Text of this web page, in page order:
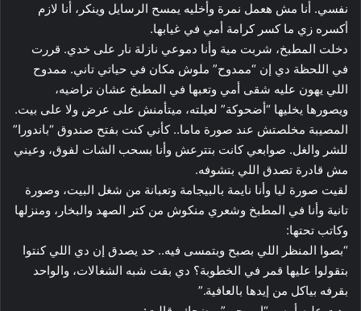
نفسي. أنا مش هعمل نمرة وأخليه يمسح الرسايل وينكر، أنا لازم
أكسره زي ما كسر كرامة أمي في غيابها.
دخلت المطبخ، شربت مية وأنا دموعي نازلة نار على خدي. قررت
في اللحظة دي إن “ممدوح” ملوش مكان في حياتي تاني. ممدوح
اللي يهون عليه شقى أمي وتعبها في المطبخ عشان تراضيه،
ويصورها يخليها “أضحوكة” لعيلته، ميتأمنش على عرض ولا على بيت.
المصيبة مخلصتش عند صورة ماما.. كأني كنت بفتح صندوق “باندورا”
للشر والغل. صوابعي كانت بتترعش وأنا بسحب الشات لفوق، وعيني
مش قادرة تصدق اللي بتشوفه.
​لقيت صورة ليا وأنا نايمة بالبيجامة وتعبانة من شغل البيت، وصورة
تانية وأنا في المطبخ وشعري منكوش من كتر الصهد والبخار، ومنزلها
وكاتب تحتها:
“بصوا المنظر اللي بصبح وبتمسى فيه.. حد يصدق إن دي اللي كنتوا
بتقولوا عليها قمر في الخطوبة؟ دي بقت شبه الشغالات، والواحد
بقرفه بياكل من إيدها بالعافية.”